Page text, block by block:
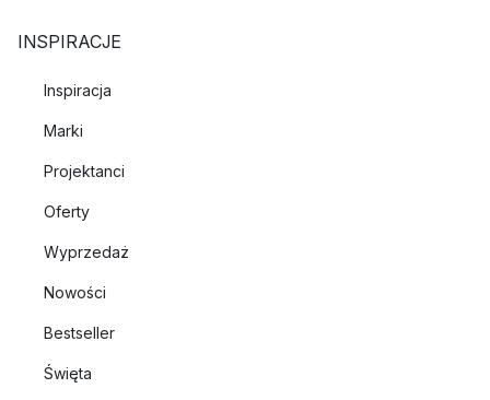
INSPIRACJE
Inspiracja
Marki
Projektanci
Oferty
Wyprzedaż
Nowości
Bestseller
Święta